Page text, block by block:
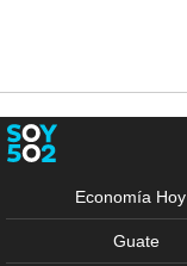
Economía Hoy
Guate